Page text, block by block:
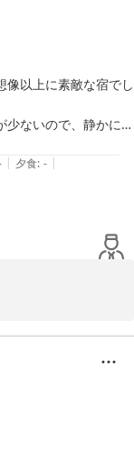
ＭＡＤＡＹＡ－
像以上に素敵な宿でし
ないので、静かに過
、近くの岡本屋さん
行きました！
は明礬から乗るのが
| 夕食: - |
思っています。
ＭＡＤＡＹＡ－